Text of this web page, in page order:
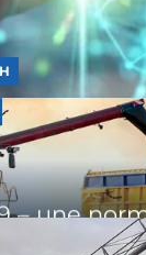
des
joue un rôle de
des